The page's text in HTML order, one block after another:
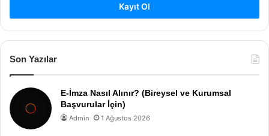
Kayıt Ol
Son Yazılar
E-İmza Nasıl Alınır? (Bireysel ve Kurumsal
Başvurular İçin)
Admin 1 Ağustos 2026